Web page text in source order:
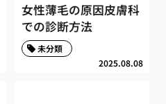
女性薄毛の原因皮膚科
での診断方法
2025.08.08
未分類